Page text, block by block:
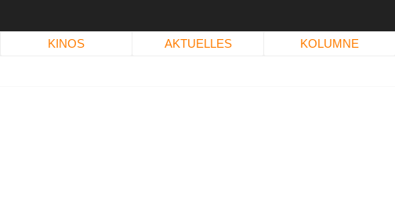
KINOS AKTUELLES KOLUMNE